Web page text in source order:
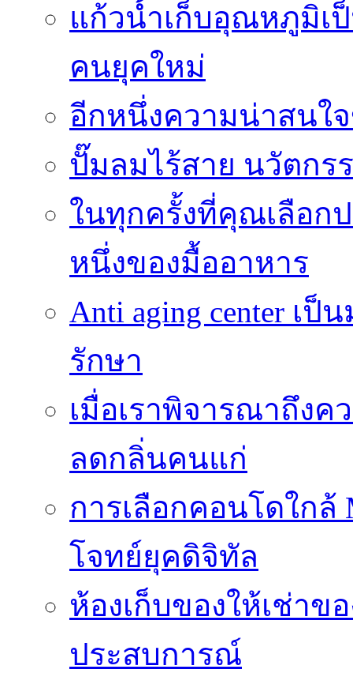
แก้วน้ำเก็บอุณหภูมิเ
คนยุคใหม่
อีกหนึ่งความน่าสนใ
ปั๊มลมไร้สาย นวัตก
ในทุกครั้งที่คุณเลือก
หนึ่งของมื้ออาหาร
Anti aging center เ
รักษา
เมื่อเราพิจารณาถึง
ลดกลิ่นคนแก่
การเลือกคอนโดใก
โจทย์ยุคดิจิทัล
ห้องเก็บของให้เช่าข
ประสบการณ์